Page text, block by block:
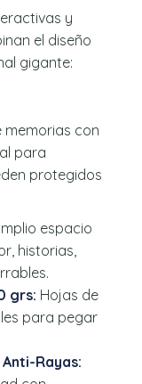
y
el diseño
gigante:
memorias con
para
protegidos
espacio
historias,
grs: Hojas de
para pegar
Rayas: